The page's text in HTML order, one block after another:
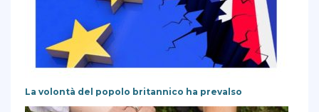
La volontà del popolo britannico ha prevalso